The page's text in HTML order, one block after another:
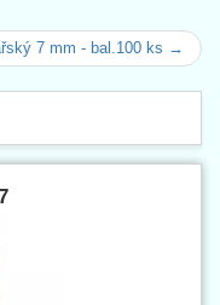
7 mm - bal.100 ks →